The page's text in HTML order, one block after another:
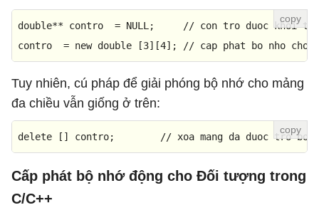
double** contro  = NULL ;
// con tro duoc khoi
contro  = new double [3][4]; // cap phat bo nho cho
Tuy nhiên, cú pháp để giải phóng bộ nhớ cho mảng
đa chiều vẫn giống ở trên:
delete [] contro; // xoa mang da duoc tro boi
Cấp phát bộ nhớ động cho Đối tượng trong
C/C++